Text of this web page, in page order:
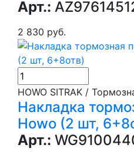
Арт.:
2 830 руб.
HOWO SITRAK /
Накладка
Howo (2 шт,
Арт.: